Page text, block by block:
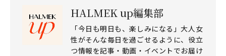
HALMEK up編集部
「今日も明日も、楽しみになる」大人女
性がそんな毎日を過ごせるように、役立
つ情報を記事・動画・イベントでお届け